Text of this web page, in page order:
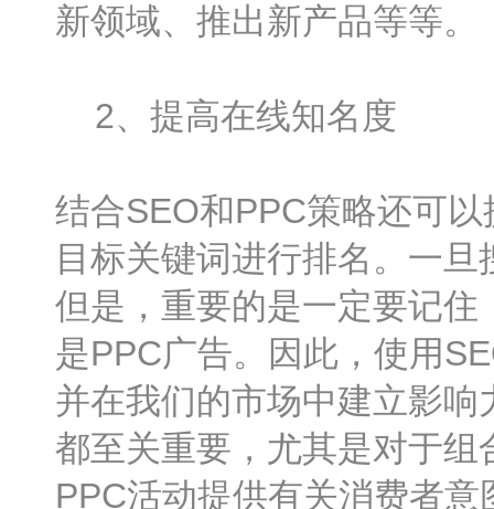
新领域、推出新产品等等。
2、提高在线知名度
结合SEO和PPC策略还可
目标关键词进行排名。一
但是，重要的是一定要记
是PPC广告。因此，使用
并在我们的市场中建立影
都至关重要，尤其是对于
PPC活动提供有关消费者